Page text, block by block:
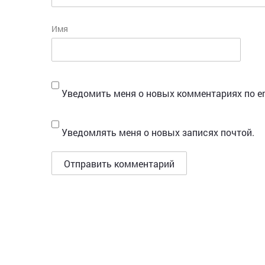
Имя
Уведомить меня о новых комментариях по
Уведомлять меня о новых записях почтой.